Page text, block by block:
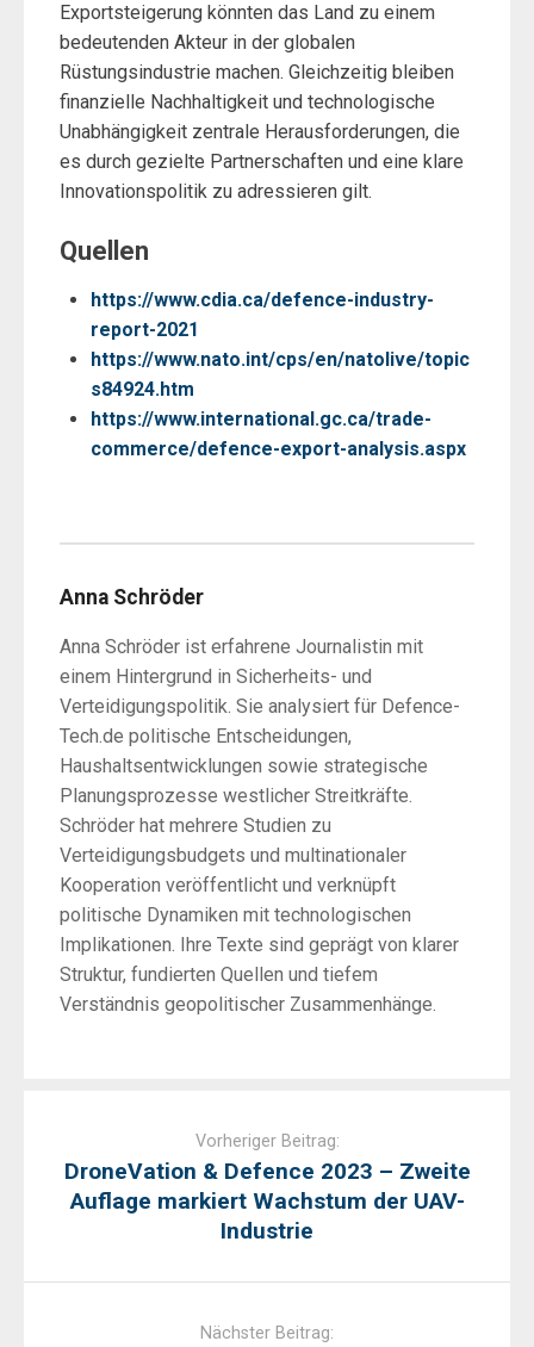
Exportsteigerung könnten das Land zu einem
bedeutenden Akteur in der globalen
Rüstungsindustrie machen. Gleichzeitig bleiben
finanzielle Nachhaltigkeit und technologische
Unabhängigkeit zentrale Herausforderungen, die
es durch gezielte Partnerschaften und eine klare
Innovationspolitik zu adressieren gilt.
Quellen
https://www.cdia.ca/defence-industry-
report-2021
https://www.nato.int/cps/en/natolive/topic
s84924.htm
https://www.international.gc.ca/trade-
commerce/defence-export-analysis.aspx
Anna Schröder
Anna Schröder ist erfahrene Journalistin mit
einem Hintergrund in Sicherheits- und
Verteidigungspolitik. Sie analysiert für Defence-
Tech.de politische Entscheidungen,
Haushaltsentwicklungen sowie strategische
Planungsprozesse westlicher Streitkräfte.
Schröder hat mehrere Studien zu
Verteidigungsbudgets und multinationaler
Kooperation veröffentlicht und verknüpft
politische Dynamiken mit technologischen
Implikationen. Ihre Texte sind geprägt von klarer
Struktur, fundierten Quellen und tiefem
Verständnis geopolitischer Zusammenhänge.
Vorheriger Beitrag:
DroneVation & Defence 2023 – Zweite
Auflage markiert Wachstum der UAV-
Industrie
Nächster Beitrag: